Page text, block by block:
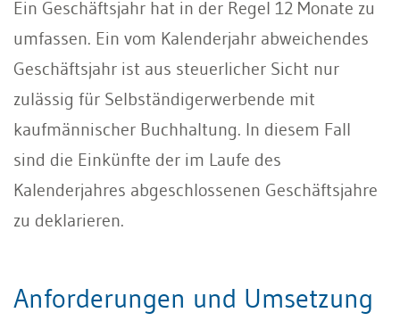
Ein Geschäftsjahr hat in der Regel 12 Monate zu
umfassen. Ein vom Kalenderjahr abweichendes
Geschäftsjahr ist aus steuerlicher Sicht nur
zulässig für Selbständigerwerbende mit
kaufmännischer Buchhaltung. In diesem Fall
sind die Einkünfte der im Laufe des
Kalenderjahres abgeschlossenen Geschäftsjahre
zu deklarieren.
Anforderungen und Umsetzung